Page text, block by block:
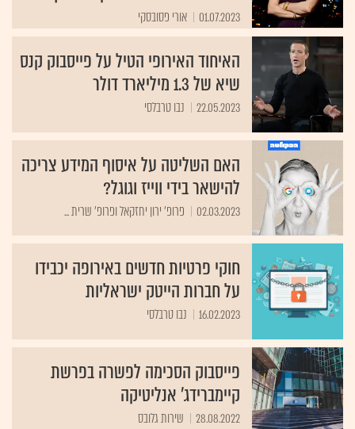
01.07.2023 אורי פסובסקי
האיחוד האירופי הטיל על פייסבוק קנס
שיא של 1.3 מיליארד דולר
22.05.2023 נבו טרבלסי
האם השליטה על איסוף המידע צריכה
להישאר בידי ווייז וגוגל?
02.03.2023 פרופ' ירון יחזקאל ופרופ' שרית ...
חוקי פרטיות חדשים באירופה יכבידו
על חברות הייטק ישראליות
16.02.2023 נבו טרבלסי
פייסבוק הסכימה לפשרה בפרשת
קיימברידג' אנליטיקה
28.08.2022 שירות גלובס